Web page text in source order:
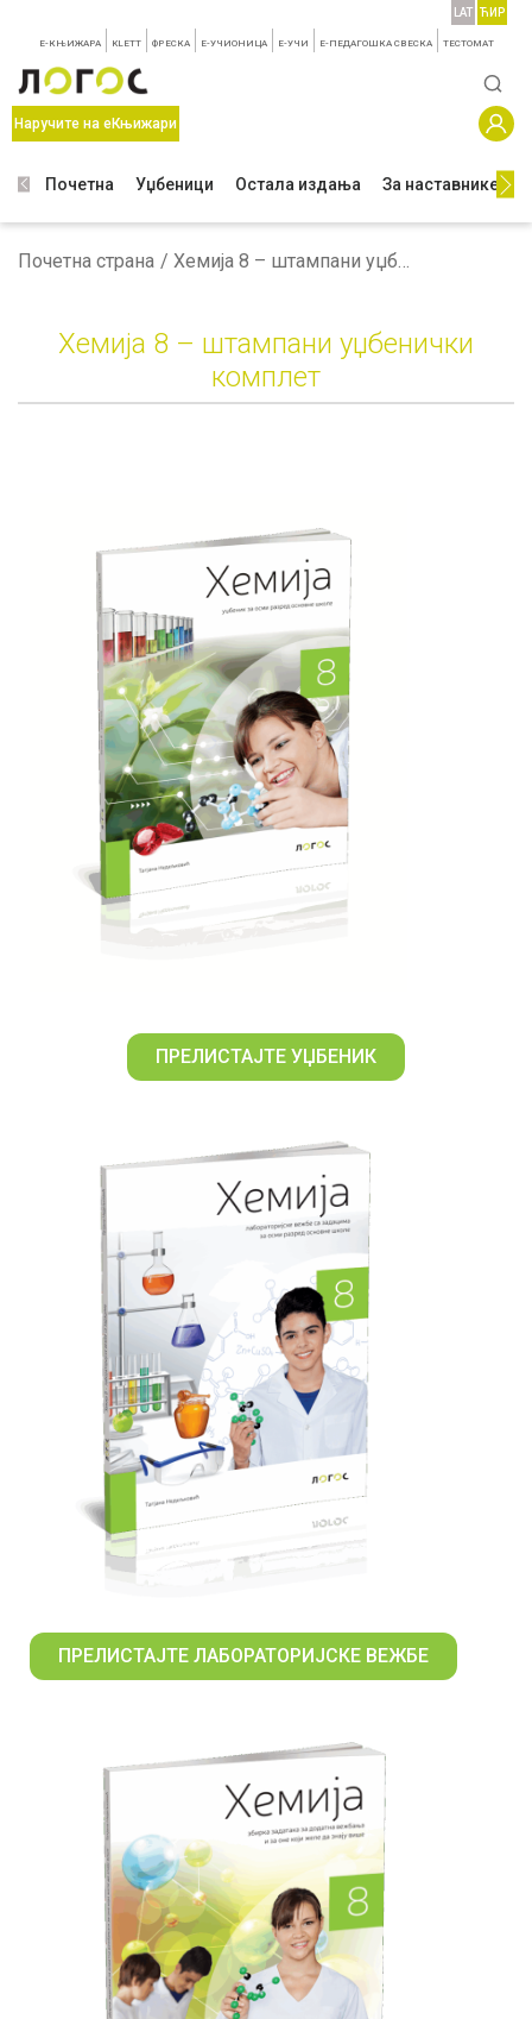
E-КЊИЖАРА KLETT ФРЕСКА E-УЧИОНИЦА E-УЧИ Е-ПЕДАГОШКА СВЕСКА TЕСТОМАТ
LAT ЋИР
Наручите на еКњижари
Почетна Уџбеници Остала издања За наставнике
Почетна страна Хемија 8 – штампани уџбенички комплет
Хемија 8 – штампани уџбенички
комплет
ПРЕЛИСТАЈТЕ УЏБЕНИК
ПРЕЛИСТАЈТЕ ЛАБОРАТОРИЈСКЕ ВЕЖБЕ